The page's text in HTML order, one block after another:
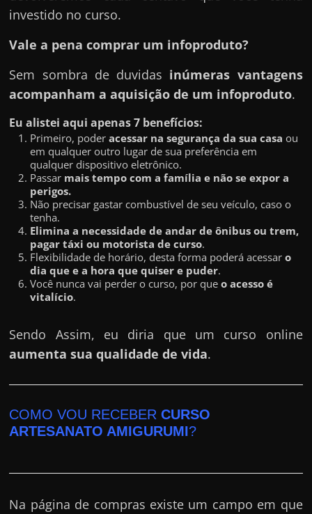
investido no curso.
Vale a pena comprar um infoproduto?
Sem sombra de duvidas inúmeras vantagens
acompanham a aquisição de um infoproduto.
Eu alistei aqui apenas 7 benefícios:
Primeiro, poderacessar na segurança da sua casa ou
em qualquer outro lugar de sua preferência em
qualquer dispositivo eletrônico.
Passar mais tempo com a família e não se expor a
perigos.
Não precisar gastar combustível de seu veículo, caso o
tenha.
Elimina a necessidade de andar de ônibus ou trem,
pagar táxi ou motorista de curso.
Flexibilidade de horário, desta forma poderá acessaro
dia que e a hora que quiser e puder.
Você nunca vai perder o curso, por queo acesso é
vitalício.
Sendo Assim, eu diria que um curso online
aumenta sua qualidade de vida.
COMO VOU RECEBERCURSO
ARTESANATO AMIGURUMI?
Na página de compras existe um campo em que